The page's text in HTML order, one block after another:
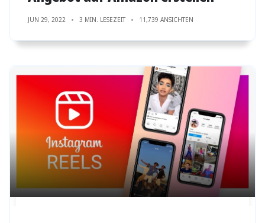
JUN 29, 2022 3 MIN. LESEZEIT 11,739 ANSICHTEN